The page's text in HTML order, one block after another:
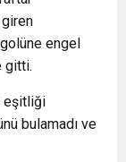
engel
gitti.
eşitliği
bulamadı ve